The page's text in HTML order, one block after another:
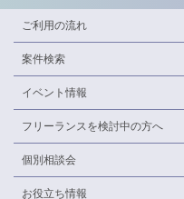
ご利用の流れ
案件検索
イベント情報
フリーランスを検討中の方へ
個別相談会
お役立ち情報